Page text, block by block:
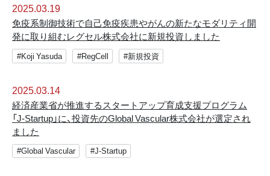
2025.03.19
免疫系制御技術で自己免疫疾患やがんの新たなモダリティ開
発に取り組むレグセル株式会社に新規投資しました
#Koji Yasuda #RegCell #新規投資
2025.03.14
経済産業省が推進するスタートアップ育成支援プログラム
「J-Startup」に、投資先のGlobal Vascular株式会社が選定され
ました
#Global Vascular #J-Startup